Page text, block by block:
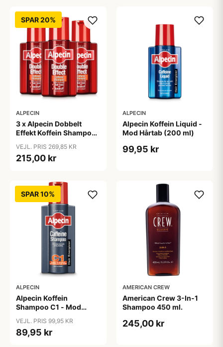
SPAR 20%
ALPECIN
3 x Alpecin Dobbelt
Effekt Koffein Shampoo
VEJL. PRIS 269,85 KR
215,00 kr
ALPECIN
Alpecin Koffein Liquid -
Mod Hårtab (200 ml)
99,95 kr
SPAR 10%
ALPECIN
Alpecin Koffein
Shampoo C1 - Mod
VEJL. PRIS 99,95 KR
89,95 kr
AMERICAN CREW
American Crew 3-In-1
Shampoo 450 ml.
245,00 kr